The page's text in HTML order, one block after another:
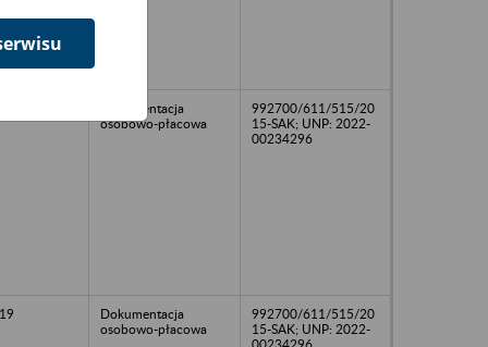
Dokumentacja
osobowo-płacowa
992700/611/515/20
15-SAK; UNP: 2022-
00234296
Dokumentacja
osobowo-płacowa
992700/611/515/20
15-SAK; UNP: 2022-